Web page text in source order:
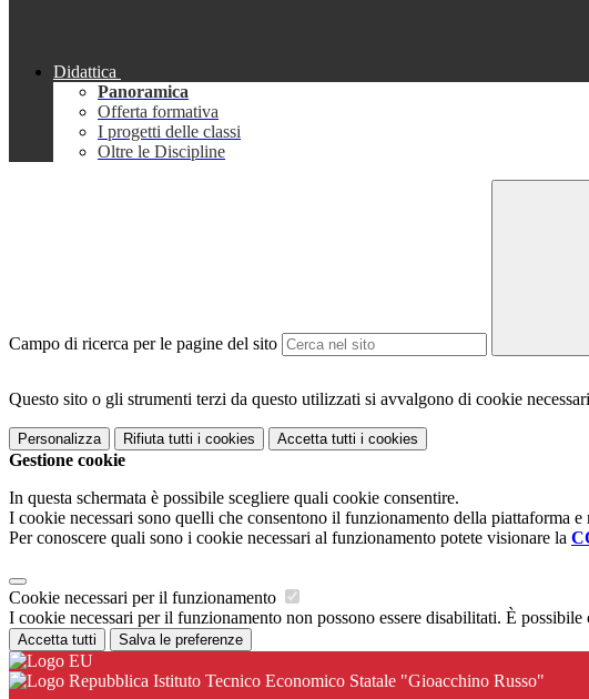
Didattica
Panoramica
Offerta formativa
I progetti delle classi
Oltre le Discipline
Campo di ricerca per le pagine del sito
Questo sito o gli strumenti terzi da questo utilizzati si avvalgono di cookie
Personalizza Rifiuta tutti i cookies Accetta tutti i cookies
Gestione cookie
In questa schermata è possibile scegliere quali cookie consentire.
I cookie necessari sono quelli che consentono il funzionamento della piattaforma
Per conoscere quali sono i cookie necessari al funzionamento potete visionare la
Cookie necessari per il funzionamento
I cookie necessari per il funzionamento non possono essere disabilitati. È
Accetta tutti Salva le preferenze
Istituto Tecnico Economico Statale "Gioacchino Russo"